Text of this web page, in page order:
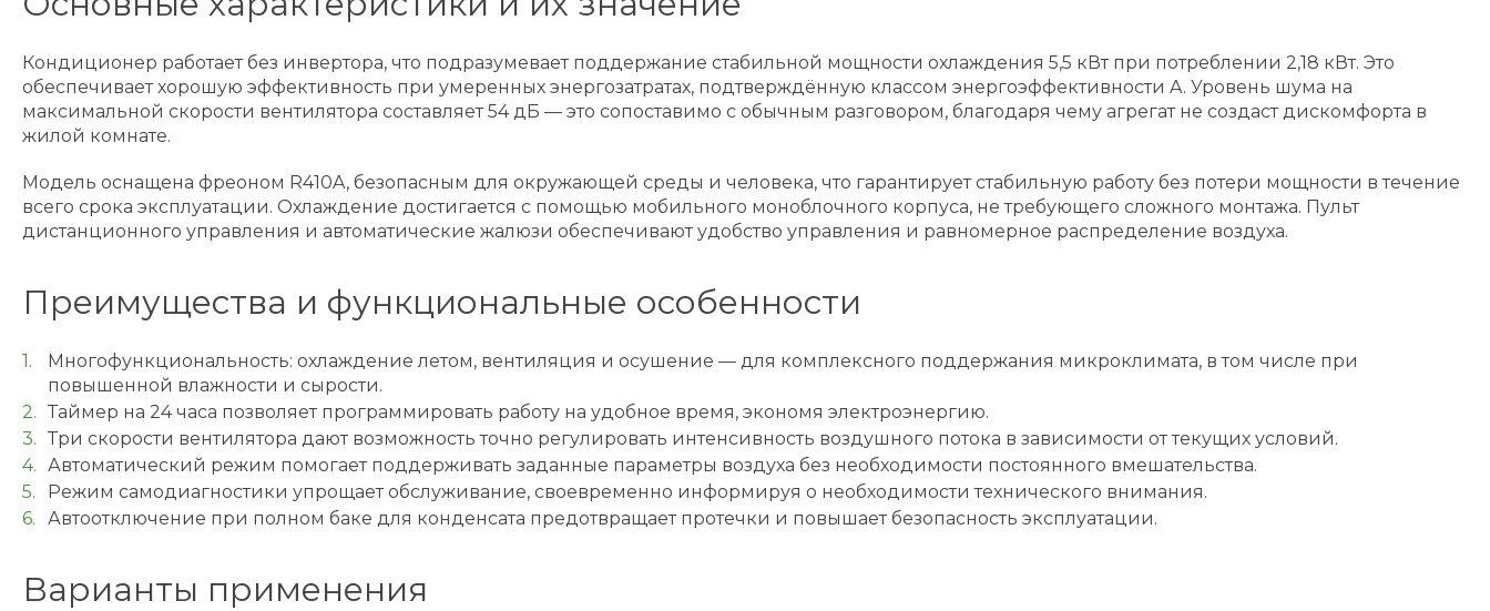
Кондиционер работает без инвертора, что подразумевает поддержание стабильной мощности охлаждения 5,5 кВт при потреблении 2,18 кВт. Это
обеспечивает хорошую эффективность при умеренных энергозатратах, подтверждённую классом энергоэффективности A. Уровень шума на
максимальной скорости вентилятора составляет 54 дБ — это сопоставимо с обычным разговором, благодаря чему агрегат не создаст дискомфорта в
жилой комнате.
Модель оснащена фреоном R410A, безопасным для окружающей среды и человека, что гарантирует стабильную работу без потери мощности в течение
всего срока эксплуатации. Охлаждение достигается с помощью мобильного моноблочного корпуса, не требующего сложного монтажа. Пульт
дистанционного управления и автоматические жалюзи обеспечивают удобство управления и равномерное распределение воздуха.
Преимущества и функциональные особенности
Многофункциональность: охлаждение летом, вентиляция и осушение — для комплексного поддержания микроклимата, в том числе при
повышенной влажности и сырости.
Таймер на 24 часа позволяет программировать работу на удобное время, экономя электроэнергию.
Три скорости вентилятора дают возможность точно регулировать интенсивность воздушного потока в зависимости от текущих условий.
Автоматический режим помогает поддерживать заданные параметры воздуха без необходимости постоянного вмешательства.
Режим самодиагностики упрощает обслуживание, своевременно информируя о необходимости технического внимания.
Автоотключение при полном баке для конденсата предотвращает протечки и повышает безопасность эксплуатации.
Варианты применения